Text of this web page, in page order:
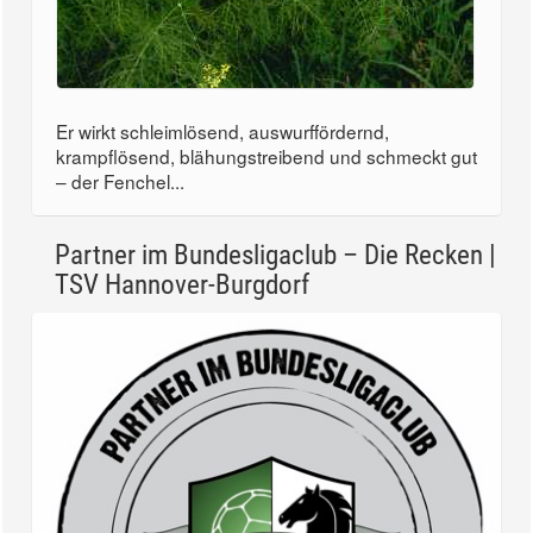
Er wirkt schleimlösend, auswurffördernd,
krampflösend, blähungstreibend und schmeckt gut
– der Fenchel...
Partner im Bundesligaclub – Die Recken |
TSV Hannover-Burgdorf